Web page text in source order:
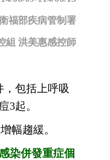
福部疾病管制署
組 洪美惠感控師
，包括上呼吸
3起。
幅趨緩。
染併發重症個